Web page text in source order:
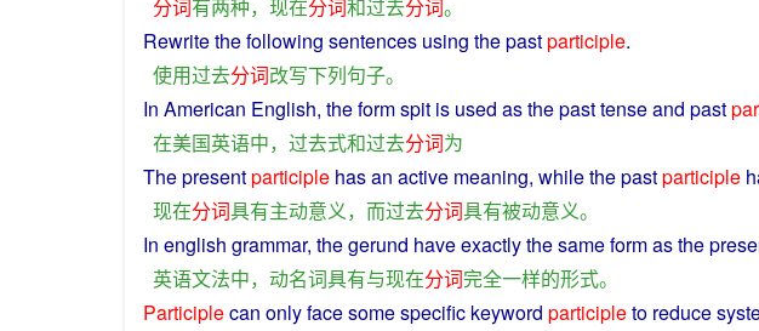
分词有两种， 现在分词和过去分词。
Rewritethefollowing sentences using thepastparticiple.
使用过去分词改写下列句子。
In American English, theformspit is used asthepasttenseand past
在美国英语中， 过去式和过去分词为
Thepresentparticiple hasan active meaning, whilethepastparticiple
现在分词具有主动意义， 而过去分词具有被动意义。
In english grammar, thegerund haveexactlythesameformas the
英语文法中， 动名词具有与现在分词完全一样的形式。
Participlecan onlyfacesomespecific keyword participleto reduce